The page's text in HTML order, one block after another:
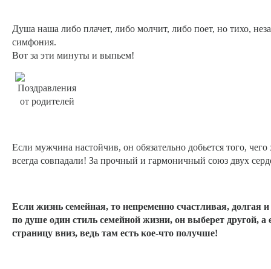
Душа наша либо плачет, либо молчит, либо поет, но тихо,
симфония.
Вот за эти минуты и выпьем!
Если мужчина настойчив, он обязательно добьется того,
всегда совпадали! За прочный и гармоничный союз двух
Если жизнь семейная, то непременно счастливая,
по душе один стиль семейной жизни, он выберет другой,
страницу вниз, ведь там есть кое-что получше!